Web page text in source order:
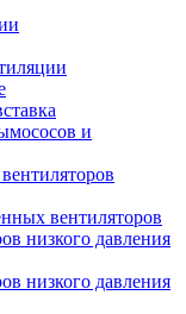
и
вентиляторов
низкого давления
низкого давления